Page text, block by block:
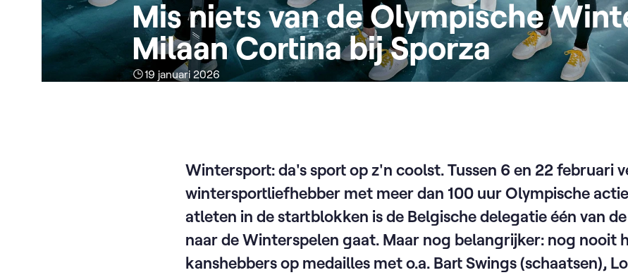
Mis niets van de Olympische
Milaan Cortina bij Sporza
19 januari 2026
Wintersport: da's sport op z'n coolst. Tussen 6 en 22 februari
wintersportliefhebber met meer dan 100 uur Olympische
atleten in de startblokken is de Belgische delegatie één van
naar de Winterspelen gaat. Maar nog belangrijker: nog nooit
kanshebbers op medailles met o.a. Bart Swings (schaatsen),